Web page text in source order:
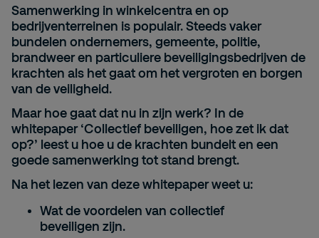
Samenwerking in winkelcentra en op
bedrijventerreinen is populair. Steeds vaker
bundelen ondernemers, gemeente, politie,
brandweer en particuliere beveiligingsbedrijven de
krachten als het gaat om het vergroten en borgen
van de veiligheid.
Maar hoe gaat dat nu in zijn werk? In de
whitepaper ‘Collectief beveiligen, hoe zet ik dat
op?’ leest u hoe u de krachten bundelt en een
goede samenwerking tot stand brengt.
Na het lezen van deze whitepaper weet u:
Wat de voordelen van collectief
beveiligen zijn.